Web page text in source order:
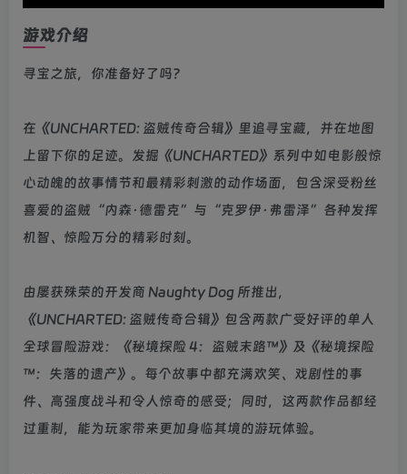
游戏介绍
寻宝之旅，你准备好了吗？
在《UNCHARTED: 盗贼传奇合辑》里追寻宝藏，并在地图
上留下你的足迹。发掘《UNCHARTED》系列中如电影般惊
心动魄的故事情节和最精彩刺激的动作场面，包含深受粉丝
喜爱的盗贼“内森·德雷克”与“克罗伊·弗雷泽”各种发挥
机智、惊险万分的精彩时刻。
由屡获殊荣的开发商 Naughty Dog 所推出，
《UNCHARTED: 盗贼传奇合辑》包含两款广受好评的单人
全球冒险游戏：《秘境探险 4：盗贼末路™》及《秘境探险
™：失落的遗产》。每个故事中都充满欢笑、戏剧性的事
件、高强度战斗和令人惊奇的感受；同时，这两款作品都经
过重制，能为玩家带来更加身临其境的游玩体验。